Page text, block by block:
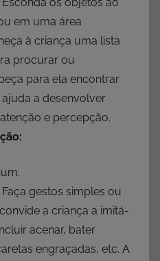
em uma área
à criança uma lista
procurar ou
para ela encontrar
a desenvolver
e percepção.
gestos simples ou
a criança a imitá-
acenar, bater
engraçadas, etc. A